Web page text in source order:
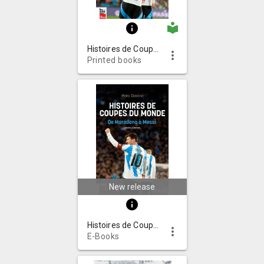
info local_library
Printed books
more_vert
New release
info
E-Books
more_vert